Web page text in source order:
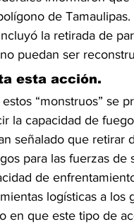
de Tamaulipas.
la retirada de
puedan ser
esta acción.
“monstruos” se
la capacidad de
señalado que
para las fuerzas de
de
logísticas a los
en que este tipo de